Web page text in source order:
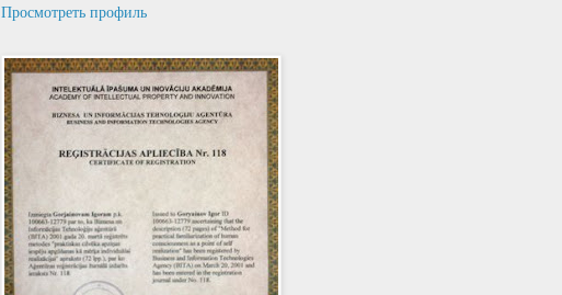
Просмотреть профиль